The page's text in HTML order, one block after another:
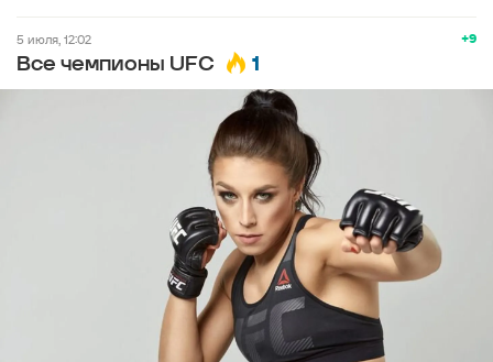
+9
5 июля, 12:02
Все чемпионы UFC 1